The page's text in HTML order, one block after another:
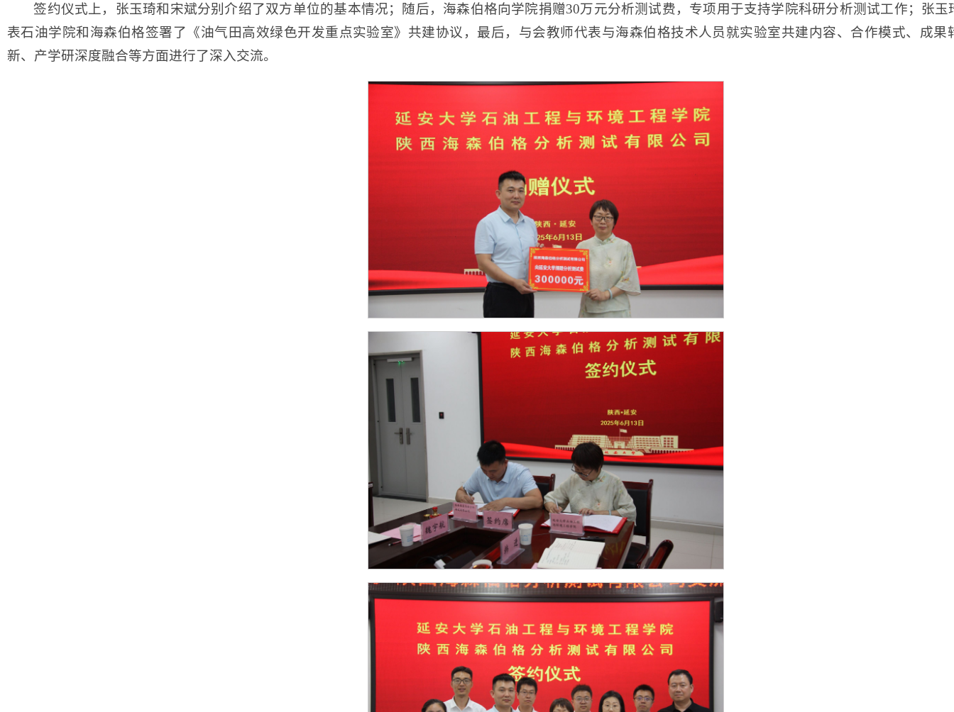
签约仪式上，张玉琦和宋斌分别介绍了双方单位的基本情况；随后，海森伯格向学院捐赠30万元分析测试费，专项用于支持学院科研分析测试工作；张玉
表石油学院和海森伯格签署了《油气田高效绿色开发重点实验室》共建协议，最后，与会教师代表与海森伯格技术人员就实验室共建内容、合作模式、成果
新、产学研深度融合等方面进行了深入交流。